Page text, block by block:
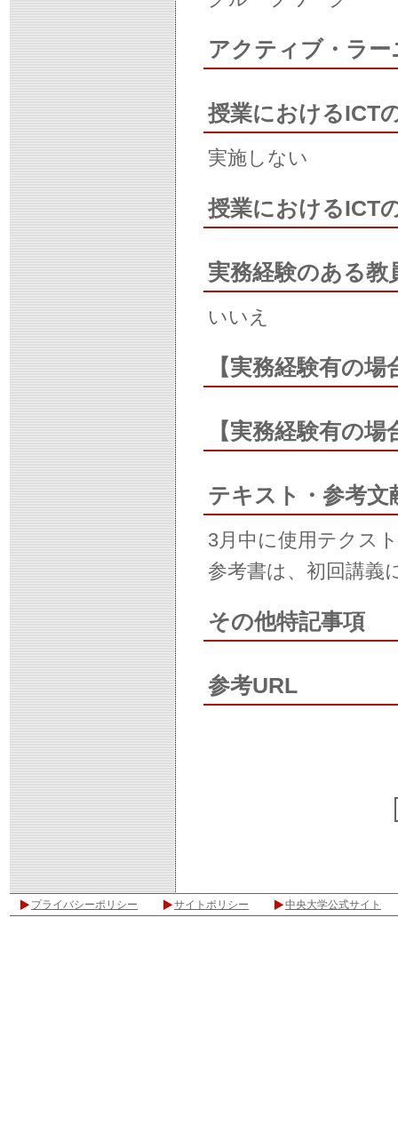
アクティブ・ラ
授業におけるICT
実施しない
授業におけるICT
実務経験のある教
いいえ
【実務経験有の
【実務経験有の
テキスト・参考文
3月中に使用テクス
参考書は、初回講義
その他特記事項
参考URL
プライバシーポリシー サイトポリシー 中央大学公式サイト